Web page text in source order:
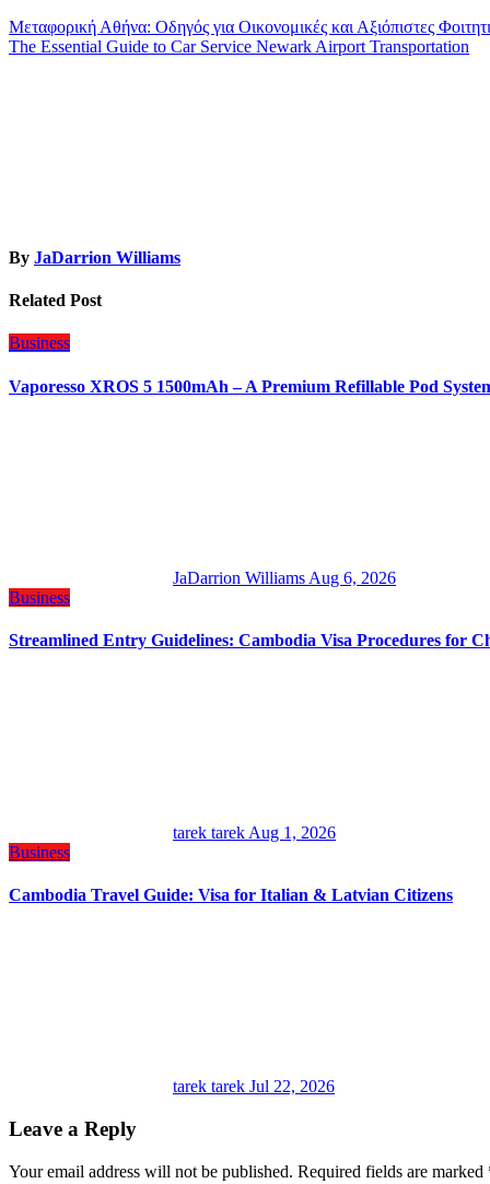
Post
navigation
Μεταφορική Αθήνα: Οδηγός για Οικονομικές και Αξιόπιστες
The Essential Guide to Car Service Newark Airport Transportation
By JaDarrion Williams
Related Post
Business
Vaporesso XROS 5 1500mAh – A Premium Refillable Pod
JaDarrion Williams Aug 6, 2026
Business
Streamlined Entry Guidelines: Cambodia Visa Procedures for
tarek tarek Aug 1, 2026
Business
Cambodia Travel Guide: Visa for Italian & Latvian Citizens
tarek tarek Jul 22, 2026
Leave a Reply
Your email address will not be published. Required fields are marked